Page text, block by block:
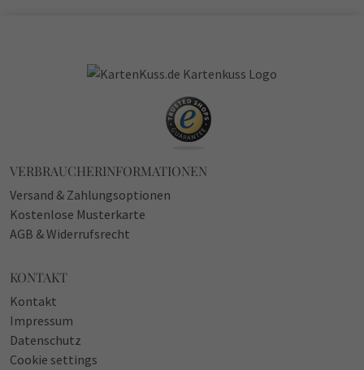
VERBRAUCHERINFORMATIONEN
Versand & Zahlungsoptionen
Kostenlose Musterkarte
AGB & Widerrufsrecht
KONTAKT
Kontakt
Impressum
Datenschutz
Cookie settings